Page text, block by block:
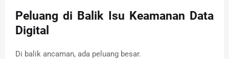
Peluang di Balik Isu Keamanan Data
Digital
Di balik ancaman, ada peluang besar.